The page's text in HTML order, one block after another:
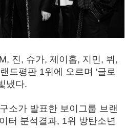
진, 슈가, 제이홉, 지민, 뷔,
드평판 1위에 오르며 '글로
냈다.
소가 발표한 보이그룹 브랜
터 분석결과, 1위 방탄소년